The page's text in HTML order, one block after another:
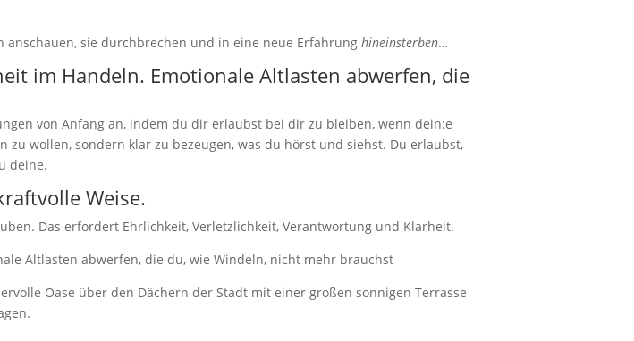
sie durchbrechen und in eine neue Erfahrung hineinsterben…
im Handeln. Emotionale Altlasten abwerfen, die
von Anfang an, indem du dir erlaubst bei dir zu bleiben, wenn dein:e
wollen, sondern klar zu bezeugen, was du hörst und siehst. Du erlaubst,
deine.
Weise.
Das erfordert Ehrlichkeit, Verletzlichkeit, Verantwortung und Klarheit.
Altlasten abwerfen, die du, wie Windeln, nicht mehr brauchst
Oase über den Dächern der Stadt mit einer großen sonnigen Terrasse